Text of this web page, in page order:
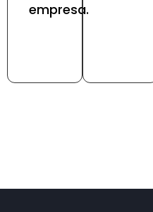
empresa.